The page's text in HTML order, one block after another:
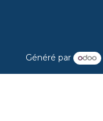
Généré par